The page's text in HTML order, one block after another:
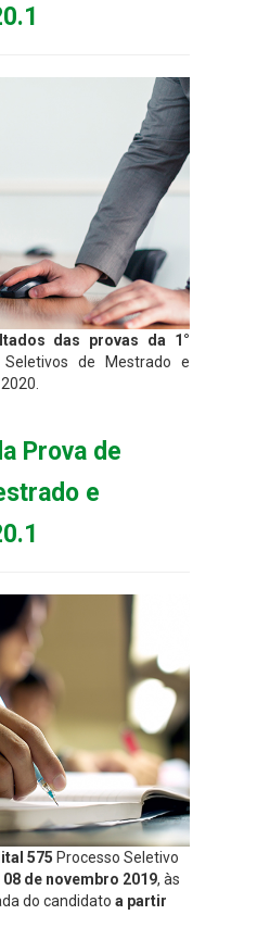
das provas da 1°
de Mestrado e
Prova de
e
575 Processo Seletivo
08 de novembro 2019, às
do candidato a partir